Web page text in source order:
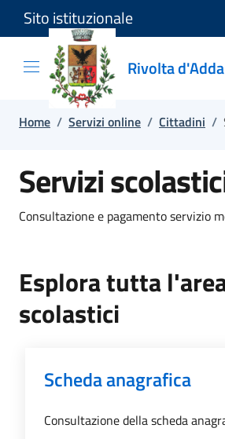
Salta e vai al contenuto
Salta e vai al footer
Sito istituzionale
Rivolta d'Adda
Home / Servizi online / Cittadini /
Servizi
Consultazione e pagamento servizio
Esplora tutta
scolastici
Scheda anagrafica
Consultazione della scheda